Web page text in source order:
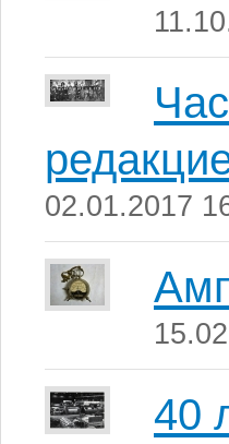
02.01.2017
40